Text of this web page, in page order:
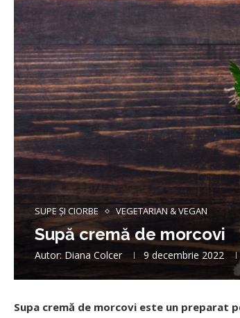
SUPE ȘI CIORBE VEGETARIAN & VEGAN
Supă cremă de morcovi
Autor: Diana Colcer 9 decembrie 2022
Supa cremă de morcovi este un preparat